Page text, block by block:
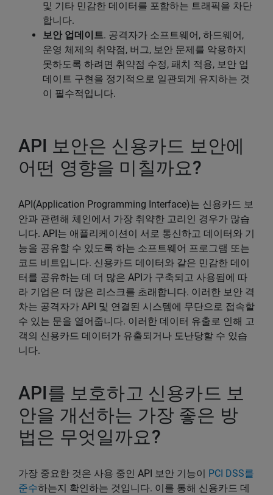
및 기타 민감한 데이터를 포함하는 트래픽을 차단
합니다.
보안 업데이트. 공격자가 소프트웨어, 하드웨어,
운영 체제의 취약점, 버그, 보안 문제를 악용하지
못하도록 하려면 취약점 수정, 패치 적용, 보안 업
데이트 구현을 정기적으로 일관되게 유지하는 것
이 필수적입니다.
API 보안은 신용카드 보안에
어떤 영향을 미칠까요?
API(Application Programming Interface)는 신용카드 보
안과 관련해 체인에서 가장 취약한 고리인 경우가 많습
니다. API는 애플리케이션이 서로 통신하고 데이터와 기
능을 공유할 수 있도록 하는 소프트웨어 프로그램 또는
코드 비트입니다. 신용카드 데이터와 같은 민감한 데이
터를 공유하는 데 더 많은 API가 구축되고 사용됨에 따
라 기업은 더 많은 리스크를 초래합니다. 이러한 보안 격
차는 공격자가 API 및 연결된 시스템에 무단으로 접속할
수 있는 문을 열어줍니다. 이러한 데이터 유출로 인해 고
객의 신용카드 데이터가 유출되거나 도난당할 수 있습
니다.
API를 보호하고 신용카드 보
안을 개선하는 가장 좋은 방
법은 무엇일까요?
가장 중요한 것은 사용 중인 API 보안 기능이
PCI DSS를
준수하는지 확인하는 것입니다. 이를 통해 신용카드 데